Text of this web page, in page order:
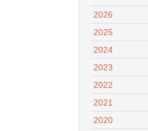
2026
2025
2024
2023
2022
2021
2020